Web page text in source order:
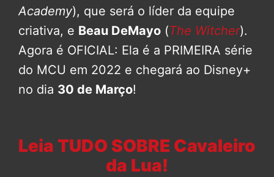
Academy), que será o líder da equipe
criativa, e Beau DeMayo (The Witcher).
Agora é OFICIAL: Ela é a PRIMEIRA série
do MCU em 2022 e chegará ao Disney+
no dia 30 de Março!
Leia TUDO SOBRE Cavaleiro
da Lua!